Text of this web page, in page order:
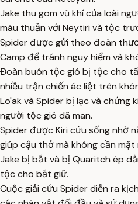
Jake thu gom vũ khí của loài
mâu thuẫn với Neytiri và tộc
Spider được gửi theo đoàn
Camp để tránh nguy hiểm và
Đoàn buôn tộc gió bị tộc cho
nhiều trận chiến ác liệt trên
Lo'ak và Spider bị lạc và chứng
người tộc gió dã man.
Spider được Kiri cứu sống nhờ
giúp cậu thở mà không cần mặt
Jake bị bắt và bị Quaritch ép
tộc cho bắt giữ.
Cuộc giải cứu Spider diễn ra